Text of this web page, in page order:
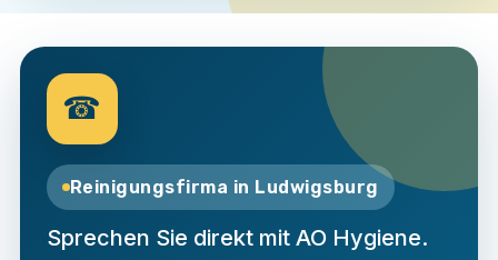
☎
Reinigungsfirma in Ludwigsburg
Sprechen Sie direkt mit AO Hygiene.